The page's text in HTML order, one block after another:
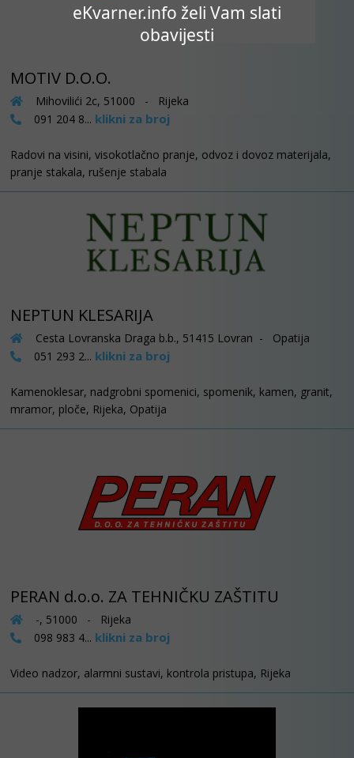
eKvarner.info želi Vam slati
obavijesti
MOTIV D.O.O.
Mihovilići 2c, 51000 - Rijeka
091 204 8... klikni za broj
Radovi na visini, visokotlačno pranje, odvoz i dovoz materijala,
pranje stakala, rušenje stabala
NEPTUN KLESARIJA
Cesta Lovranska Draga b.b., 51415 Lovran - Opatija
051 293 2... klikni za broj
Kamenoklesar, nadgrobni spomenici, spomenik, kamen, granit,
mramor, ploče, Rijeka, Opatija
PERAN d.o.o. ZA TEHNIČKU ZAŠTITU
-, 51000 - Rijeka
098 983 4... klikni za broj
Video nadzor, alarmni sustavi, kontrola pristupa, Rijeka